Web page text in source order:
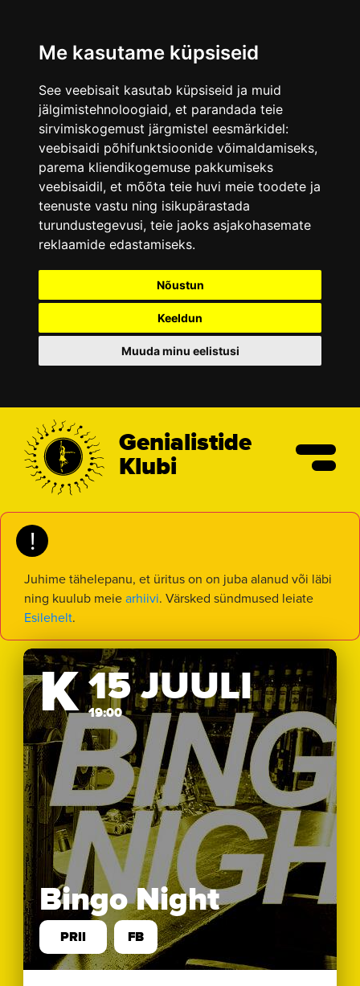
Me kasutame küpsiseid
See veebisait kasutab küpsiseid ja muid
jälgimistehnoloogiaid, et parandada teie
sirvimiskogemust järgmistel eesmärkidel:
veebisaidi põhifunktsioonide võimaldamiseks,
parema kliendikogemuse pakkumiseks
veebisaidil, et mõõta teie huvi meie toodete ja
teenuste vastu ning isikupärastada
turundustegevusi, teie jaoks asjakohasemate
reklaamide edastamiseks.
Nõustun
Keeldun
Muuda minu eelistusi
Genialistide
Klubi
!
Juhime tähelepanu, et üritus on on juba alanud või läbi
ning kuulub meiearhiivi. Värsked sündmused leiate
Esilehelt.
K 15 JUULI
19:00
Bingo Night
PRII FB